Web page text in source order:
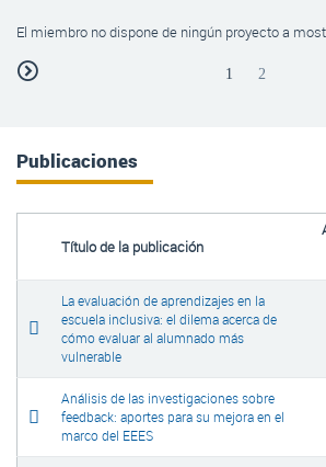
El miembro no dispone de ningún proyecto a
1 2
Publicaciones
Título de la publicación
La evaluación de aprendizajes en la
escuela inclusiva: el dilema acerca de
cómo evaluar al alumnado más
vulnerable
Análisis de las investigaciones sobre
feedback: aportes para su mejora en el
marco del EEES